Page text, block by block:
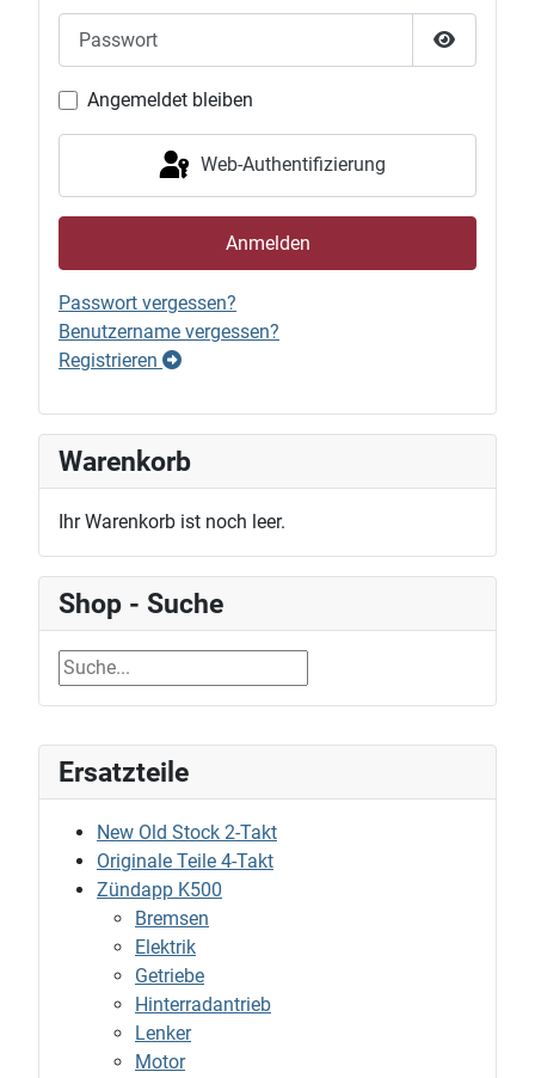
Ersatzteile
New Old Stock 2-Takt
Originale Teile 4-Takt
Zündapp K500
Bremsen
Elektrik
Getriebe
Hinterradantrieb
Lenker
Motor
Passwort
Angemeldet bleiben
Web-Authentifizierung
Anmelden
Passwort vergessen?
Benutzername vergessen?
Registrieren
Warenkorb
Ihr Warenkorb ist noch leer.
Shop - Suche